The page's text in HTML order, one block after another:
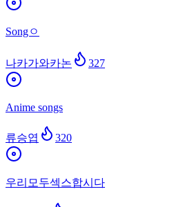
Songㅇ
나카가와카논 327
Anime songs
류승엽 320
우리모두섹스합시다